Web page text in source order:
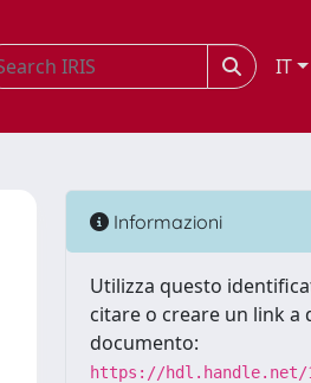
IT
Informazioni
Utilizza questo
citare o creare un link a
documento:
https://hdl.handle.net/